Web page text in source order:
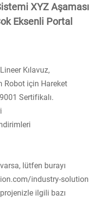
XYZ Aşaması
Eksenli Portal
Kılavuz,
Robot için Hareket
Sertifikalı.
lütfen burayı
industry-solution
ilgili bazı